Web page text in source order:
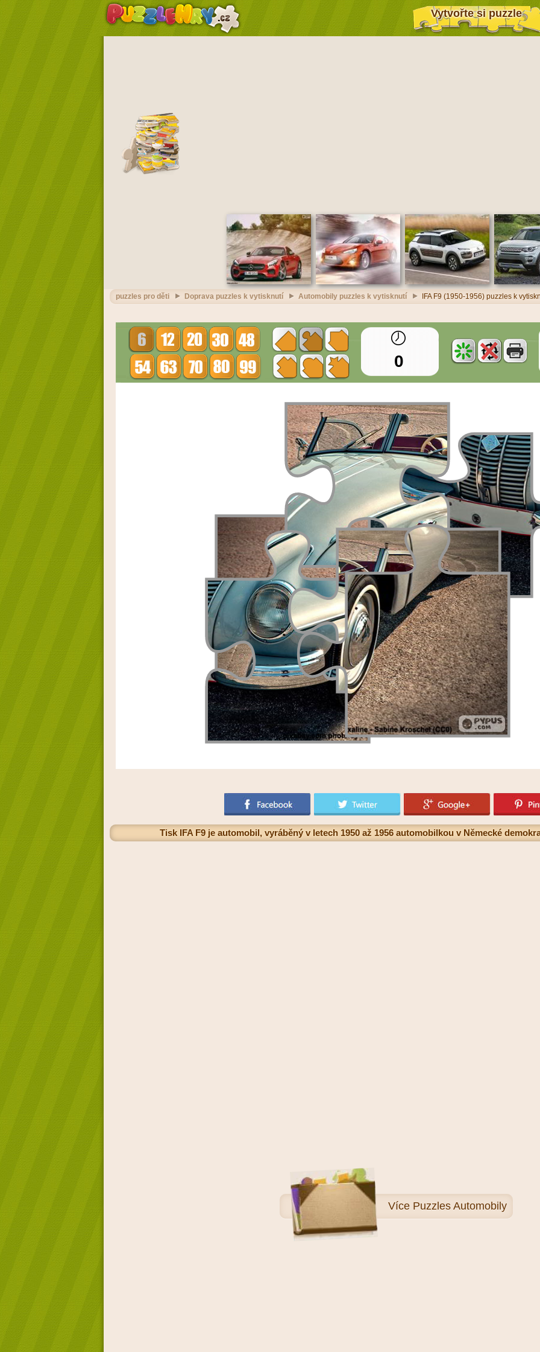
Vytvořte si puzzle
puzzles pro děti Doprava puzzles k vytisknutí Automobily puzzles k vytisknutí IFA F9 (1950-1956) puzzles k
0
Tisk IFA F9 je automobil, vyráběný v letech 1950 až 1956 automobilkou v Německé
Více Puzzles Automobily